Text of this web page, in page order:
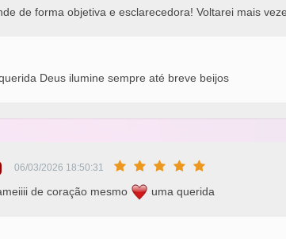
de forma objetiva e esclarecedora! Voltarei mais
Deus ilumine sempre até breve beijos
06/03/2026 18:50:31
de coração mesmo uma querida